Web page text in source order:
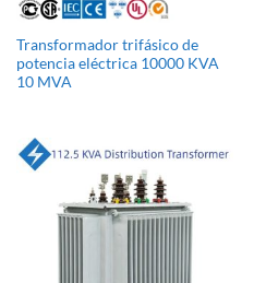
Transformador trifásico de
potencia eléctrica 10000 KVA
10 MVA